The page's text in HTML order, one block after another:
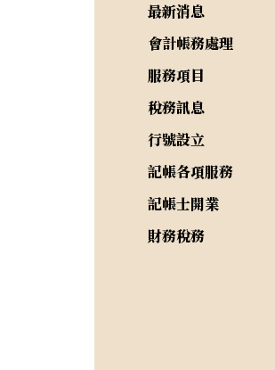
最新消息
會計帳務處理
服務項目
稅務訊息
行號設立
記帳各項服務
記帳士開業
財務稅務